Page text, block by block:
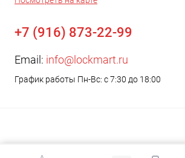
+7 (916) 873-22-99
Email: info@lockmart.ru
График работы Пн-Вс: с 7:30 до 18:00